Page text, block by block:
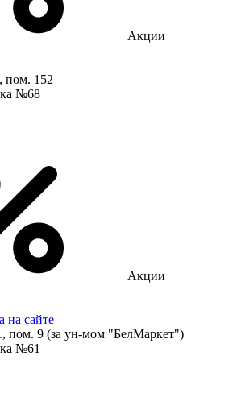
Акции
пом. 152
№68
Акции
на сайте
пом. 9 (за ун-мом "БелМаркет")
№61